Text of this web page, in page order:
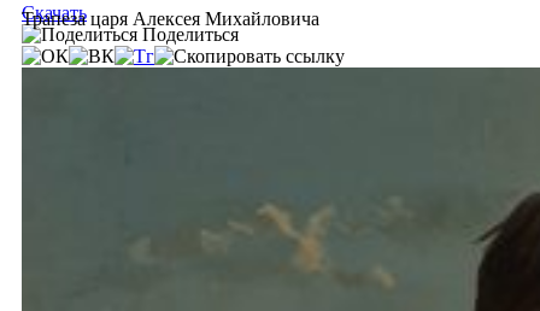
Трапеза царя Алексея Михайловича
Скачать
Поделиться